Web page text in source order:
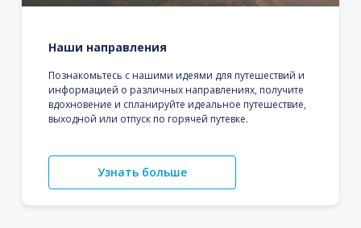
Наши направления
Познакомьтесь с нашими идеями для путешествий и
информацией о различных направлениях, получите
вдохновение и спланируйте идеальное путешествие,
выходной или отпуск по горячей путевке.
Узнать больше